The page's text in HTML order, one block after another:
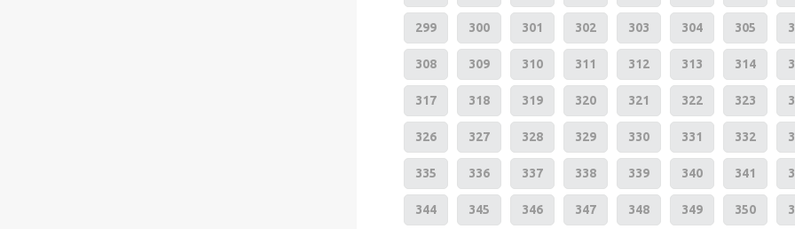
299 300 301 302 303 304 305
308 309 310 311 312 313 314
317 318 319 320 321 322 323
326 327 328 329 330 331 332
335 336 337 338 339 340 341
344 345 346 347 348 349 350